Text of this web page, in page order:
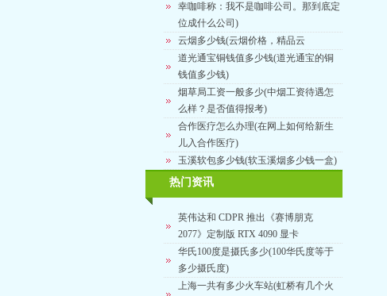
幸咖啡称：我不是咖啡公司。那到底定
位成什么公司)
云烟多少钱(云烟价格，精品云
道光通宝铜钱值多少钱(道光通宝的铜
钱值多少钱)
烟草局工资一般多少(中烟工资待遇怎
么样？是否值得报考)
合作医疗怎么办理(在网上如何给新生
儿入合作医疗)
玉溪软包多少钱(软玉溪烟多少钱一盒)
热门资讯
英伟达和 CDPR 推出《赛博朋克
2077》定制版 RTX 4090 显卡
华氏100度是摄氏多少(100华氏度等于
多少摄氏度)
上海一共有多少火车站(虹桥有几个火